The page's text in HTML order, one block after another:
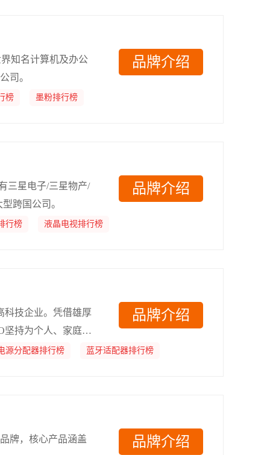
品牌介绍
知名计算机及办公
司。
榜 墨粉排行榜
品牌介绍
三星电子/三星物产/
跨国公司。
行榜 液晶电视排行榜
品牌介绍
科技企业。凭借雄厚
坚持为个人、家庭或
源分配器排行榜 蓝牙适配器排行榜
品牌介绍
牌，核心产品涵盖